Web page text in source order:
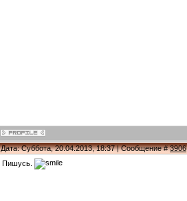
Дата: Суббота, 20.04.2013, 18:37 | Сообщение #3906
Пишусь.